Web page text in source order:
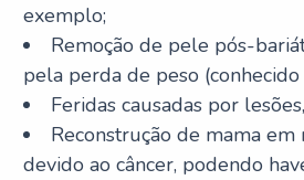
exemplo;
Remoção de pele pós-
pela perda de peso
Feridas causadas por
Reconstrução de mama
devido ao câncer, podendo